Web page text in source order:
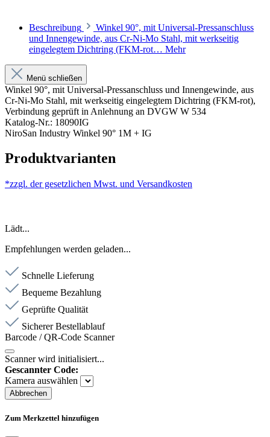
Beschreibung
Winkel 90°, mit Universal-Pressanschluss
und Innengewinde, aus Cr-Ni-Mo Stahl, mit werkseitig
eingelegtem Dichtring (FKM-rot… Mehr
Menü schließen
Winkel 90°, mit Universal-Pressanschluss und Innengewinde, aus
Cr-Ni-Mo Stahl, mit werkseitig eingelegtem Dichtring (FKM-rot),
Verbindung geprüft in Anlehnung an DVGW W 534
Katalog-Nr.: 18090IG
NiroSan Industry Winkel 90° 1M + IG
Produktvarianten
*zzgl. der gesetzlichen Mwst. und Versandkosten
Lädt...
Empfehlungen werden geladen...
Schnelle Lieferung
Bequeme Bezahlung
Geprüfte Qualität
Sicherer Bestellablauf
Barcode / QR-Code Scanner
Scanner wird initialisiert...
Gescannter Code:
Kamera auswählen
Abbrechen
Zum Merkzettel hinzufügen